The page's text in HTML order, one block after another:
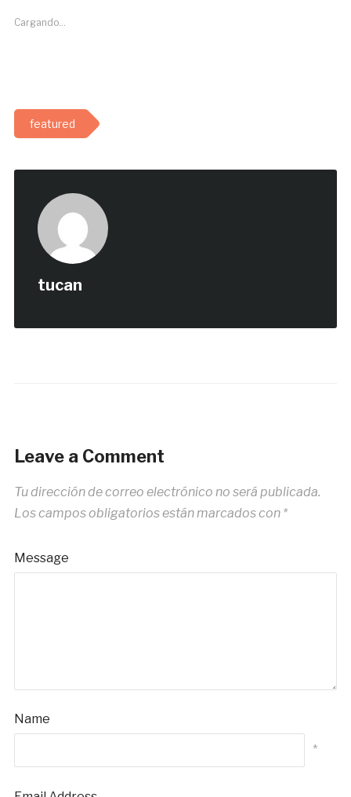
Cargando...
featured
tucan
Leave a Comment
Tu dirección de correo electrónico no será publicada.
Los campos obligatorios están marcados con *
Message
Name
*